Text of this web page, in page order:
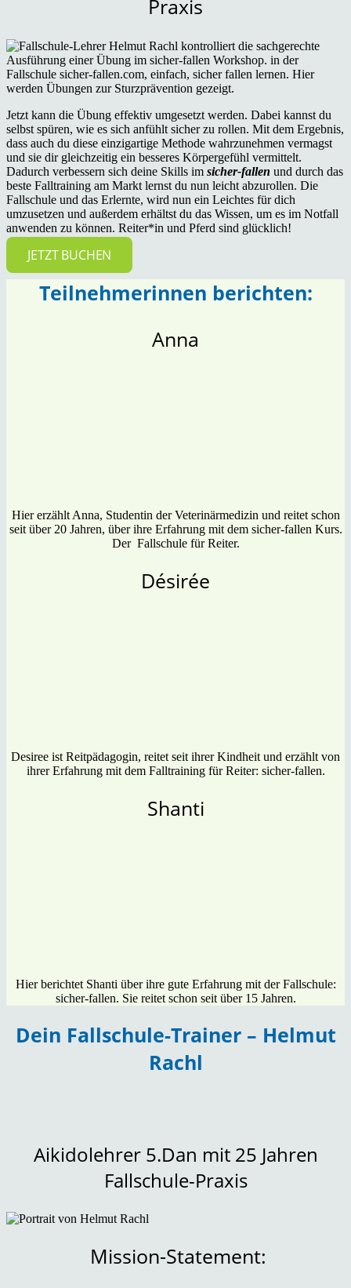
Praxis
Jetzt kann die Übung effektiv umgesetzt werden. Dabei kannst du
selbst spüren, wie es sich anfühlt sicher zu rollen. Mit dem Ergebnis,
dass auch du diese einzigartige Methode wahrzunehmen vermagst
und sie dir gleichzeitig ein besseres Körpergefühl vermittelt.
Dadurch verbessern sich deine Skills im sicher-fallen und durch das
beste Falltraining am Markt lernst du nun leicht abzurollen. Die
Fallschule und das Erlernte, wird nun ein Leichtes für dich
umzusetzen und außerdem erhältst du das Wissen, um es im Notfall
anwenden zu können. Reiter*in und Pferd sind glücklich!
JETZT BUCHEN
Teilnehmerinnen berichten:
Anna
Hier erzählt Anna, Studentin der Veterinärmedizin und reitet schon
seit über 20 Jahren, über ihre Erfahrung mit dem sicher-fallen Kurs.
Der Fallschule für Reiter.
Désirée
Desiree ist Reitpädagogin, reitet seit ihrer Kindheit und erzählt von
ihrer Erfahrung mit dem Falltraining für Reiter: sicher-fallen.
Shanti
Hier berichtet Shanti über ihre gute Erfahrung mit der Fallschule:
sicher-fallen. Sie reitet schon seit über 15 Jahren.
Dein Fallschule-Trainer – Helmut
Rachl
Aikidolehrer 5.Dan mit 25 Jahren
Fallschule-Praxis
Mission-Statement: